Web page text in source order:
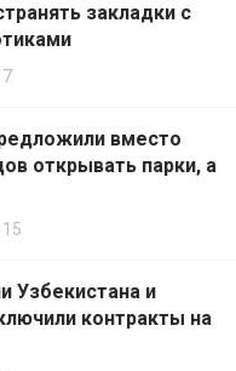
закладки с
7
вместо
открывать парки, а
15
Узбекистана и
контракты на